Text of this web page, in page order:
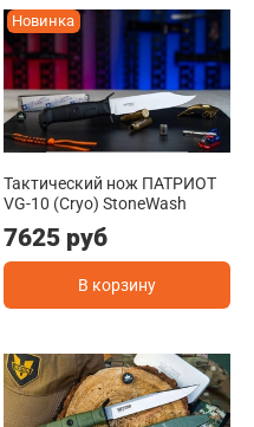
Новинка
Тактический нож ПАТРИОТ
VG-10 (Cryo) StoneWash
7625 руб
В корзину